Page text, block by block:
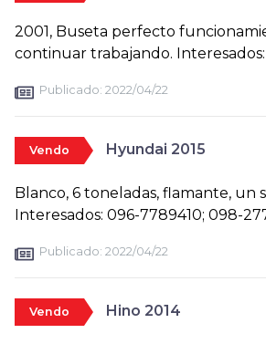
2001, Buseta perfecto
continuar trabajando. Interesados:
Publicado: 2022/04/22
Vendo Hyundai 2015
Blanco, 6 toneladas, flamante, un
Interesados: 096-7789410; 098-
Publicado: 2022/04/22
Vendo Hino 2014